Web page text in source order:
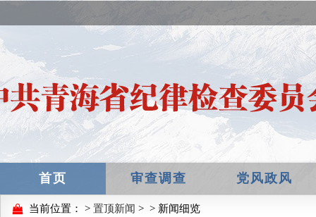
首页 审查调查 党风政风
当前位置： > 置顶新闻 > > 新闻细览